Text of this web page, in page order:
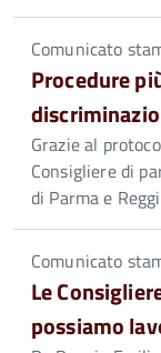
Comunicato
Procedure
Grazie al
Consigliere di
di Parma e
Comunicato
Le
possiamo